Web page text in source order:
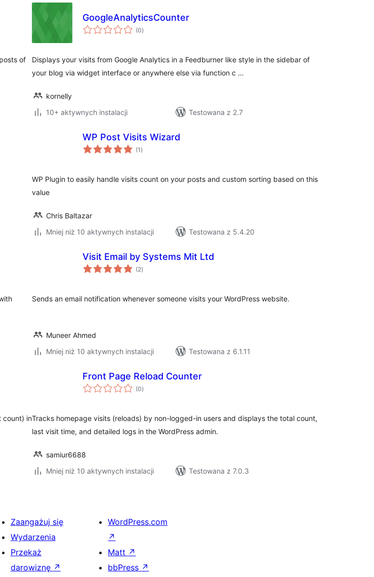
of
GoogleAnalyticsCounter
(0wszystkich
ocen
)
Displays your visits from Google Analytics in a Feedburner like style in the sidebar of
your blog via widget interface or anywhere else via function c …
kornelly
10+ aktywnych instalacji
Testowana z 2.7
WP Post Visits Wizard
(1 wszystkich
ocen
)
WP Plugin to easily handle visits count on your posts and custom sorting based on this
value
Chris Baltazar
Mniej niż 10 aktywnych instalacji
Testowana z 5.4.20
Visit Email by Systems Mit Ltd
(2wszystkich
ocen
)
Sends an email notification whenever someone visits your WordPress website.
Muneer Ahmed
Mniej niż 10 aktywnych instalacji
Testowana z 6.1.11
count) in
Front Page Reload Counter
(0wszystkich
ocen
)
Tracks homepage visits (reloads) by non-logged-in users and displays the total count,
last visit time, and detailed logs in the WordPress admin.
samiur6688
Mniej niż 10 aktywnych instalacji
Testowana z 7.0.3
Zaangażuj się
Wydarzenia
Przekaż
darowiznę ↗
WordPress.com
↗
Matt ↗
bbPress ↗